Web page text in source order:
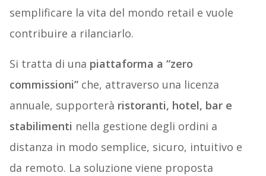
semplificare la vita del mondo retail e vuole
contribuire a rilanciarlo.
Si tratta di una piattaforma a “zero
commissioni”che, attraverso una licenza
annuale, supporterà ristoranti, hotel, bar e
stabilimenti nella gestione degli ordini a
distanza in modo semplice, sicuro, intuitivo e
da remoto. La soluzione viene proposta